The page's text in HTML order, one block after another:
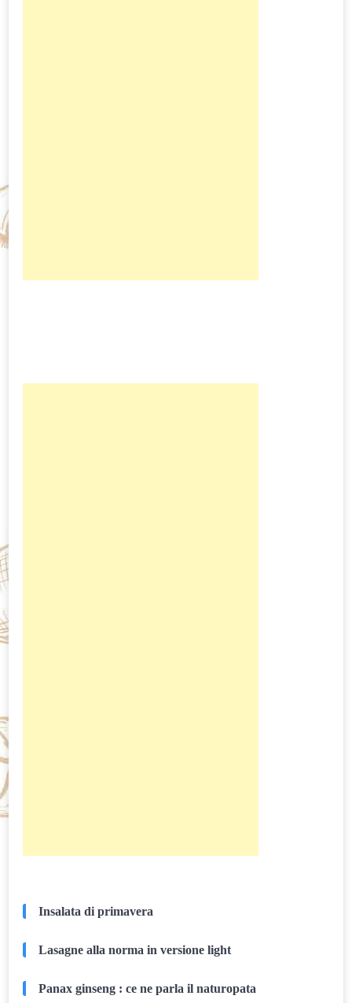
Insalata di primavera
Lasagne alla norma in versione light
Panax ginseng : ce ne parla il naturopata